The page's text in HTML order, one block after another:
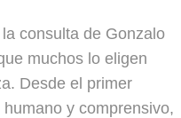
consulta de Gonzalo
muchos lo eligen
Desde el primer
y comprensivo,